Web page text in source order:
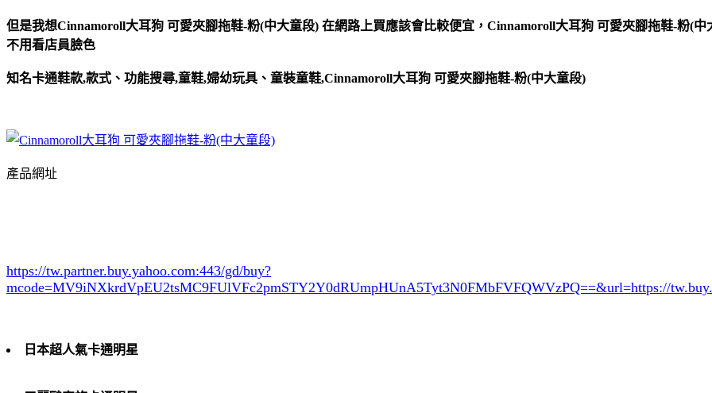
但是我想Cinnamoroll大耳狗 可愛夾腳拖鞋-粉(中大童段) 在網路上買應該會比較便宜，Cinnamoroll大耳狗 可愛夾腳拖鞋-粉(
不用看店員臉色
知名卡通鞋款,款式、功能搜尋,童鞋,婦幼玩具、童裝童鞋,Cinnamoroll大耳狗 可愛夾腳拖鞋-粉(中大童段)
產品網址
https://tw.partner.buy.yahoo.com:443/gd/buy?
mcode=MV9iNXkrdVpEU2tsMC9FUlVFc2pmSTY2Y0dRUmpHUnA5Tyt3N0FMbFVFQWVzPQ==&url=https://
日本超人氣卡通明星